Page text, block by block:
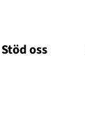
Stöd oss